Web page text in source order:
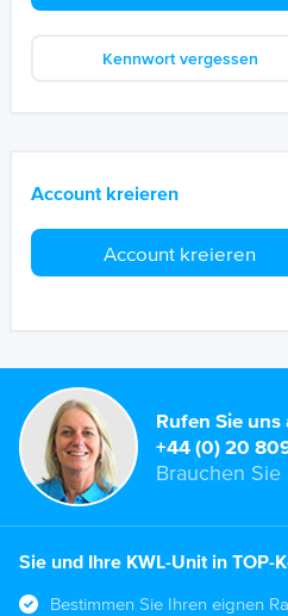
Kennwort vergessen
Account kreieren
Account kreieren
Rufen Sie uns
+44 (0) 20
Brauchen Sie
Sie und Ihre KWL-Unit in TOP-
Bestimmen Sie Ihren eignen